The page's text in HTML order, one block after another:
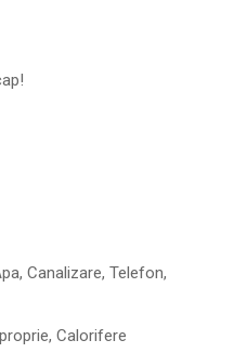
Canalizare, Telefon,
Calorifere